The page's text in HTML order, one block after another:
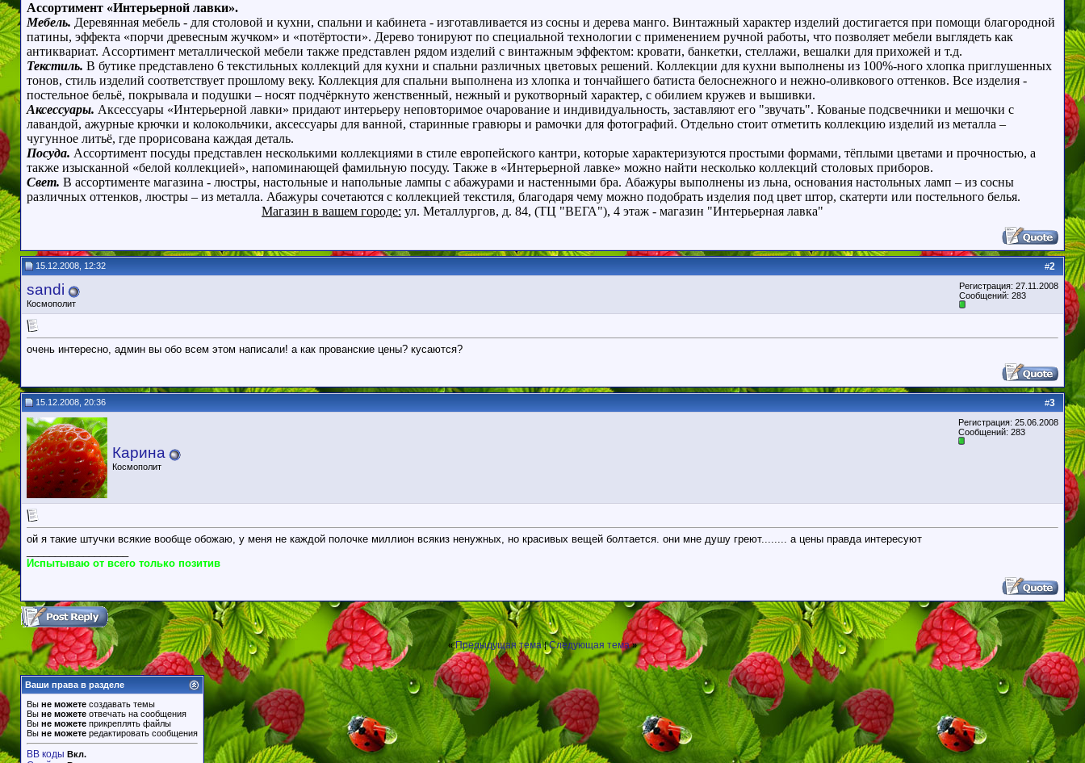
Ассортимент «Интерьерной лавки».
Мебель. Деревянная мебель - для столовой и кухни, спальни и кабинета - изготавливается из сосны и дерева манго. Винтажный характер изделий достигается при помощи благородной
патины, эффекта «порчи древесным жучком» и «потёртости». Дерево тонируют по специальной технологии с применением ручной работы, что позволяет мебели выглядеть как
антиквариат. Ассортимент металлической мебели также представлен рядом изделий с винтажным эффектом: кровати, банкетки, стеллажи, вешалки для прихожей и т.д.
Текстиль. В бутике представлено 6 текстильных коллекций для кухни и спальни различных цветовых решений. Коллекции для кухни выполнены из 100%-ного хлопка приглушенных
тонов, стиль изделий соответствует прошлому веку. Коллекция для спальни выполнена из хлопка и тончайшего батиста белоснежного и нежно-оливкового оттенков. Все изделия -
постельное бельё, покрывала и подушки – носят подчёркнуто женственный, нежный и рукотворный характер, с обилием кружев и вышивки.
Аксессуары. Аксессуары «Интерьерной лавки» придают интерьеру неповторимое очарование и индивидуальность, заставляют его "звучать". Кованые подсвечники и мешочки с
лавандой, ажурные крючки и колокольчики, аксессуары для ванной, старинные гравюры и рамочки для фотографий. Отдельно стоит отметить коллекцию изделий из металла –
чугунное литьё, где прорисована каждая деталь.
Посуда. Ассортимент посуды представлен несколькими коллекциями в стиле европейского кантри, которые характеризуются простыми формами, тёплыми цветами и прочностью, а
также изысканной «белой коллекцией», напоминающей фамильную посуду. Также в «Интерьерной лавке» можно найти несколько коллекций столовых приборов.
Свет. В ассортименте магазина - люстры, настольные и напольные лампы с абажурами и настенными бра. Абажуры выполнены из льна, основания настольных ламп – из сосны
различных оттенков, люстры – из металла. Абажуры сочетаются с коллекцией текстиля, благодаря чему можно подобрать изделия под цвет штор, скатерти или постельного белья.
Магазин в вашем городе: ул. Металлургов, д. 84, (ТЦ "ВЕГА"), 4 этаж - магазин "Интерьерная лавка"
#2
15.12.2008, 12:32
sandi
Космополит
Регистрация: 27.11.2008
Сообщений: 283
очень интересно, админ вы обо всем этом написали! а как прованские цены? кусаются?
#3
15.12.2008, 20:36
Карина
Космополит
Регистрация: 25.06.2008
Сообщений: 283
ой я такие штучки всякие вообще обожаю, у меня не каждой полочке миллион всякиз ненужных, но красивых вещей болтается. они мне душу греют........ а цены правда интересуют
Испытываю от всего только позитив
« Предыдущая тема|Следующая тема »
Ваши права в разделе
Вы не можете создавать темы
Вы не можете отвечать на сообщения
Вы не можете прикреплять файлы
Вы не можете редактировать сообщения
BB коды Вкл.